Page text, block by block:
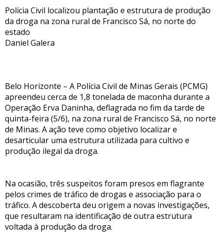
Polícia Civil localizou plantação e estrutura de produção
da droga na zona rural de Francisco Sá, no norte do
estado
Daniel Galera
Belo Horizonte – A Polícia Civil de Minas Gerais (PCMG)
apreendeu cerca de 1,8 tonelada de maconha durante a
Operação Erva Daninha, deflagrada no fim da tarde de
quinta-feira (5/6), na zona rural de Francisco Sá, no norte
de Minas. A ação teve como objetivo localizar e
desarticular uma estrutura utilizada para cultivo e
produção ilegal da droga.
Na ocasião, três suspeitos foram presos em flagrante
pelos crimes de tráfico de drogas e associação para o
tráfico. A descoberta deu origem a novas investigações,
que resultaram na identificação de outra estrutura
voltada à produção da droga.